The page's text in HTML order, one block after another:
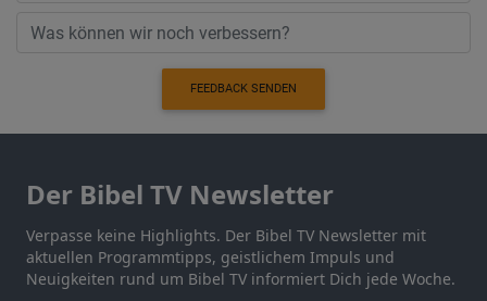
FEEDBACK SENDEN
Der Bibel TV Newsletter
Verpasse keine Highlights. Der Bibel TV Newsletter mit
aktuellen Programmtipps, geistlichem Impuls und
Neuigkeiten rund um Bibel TV informiert Dich jede Woche.